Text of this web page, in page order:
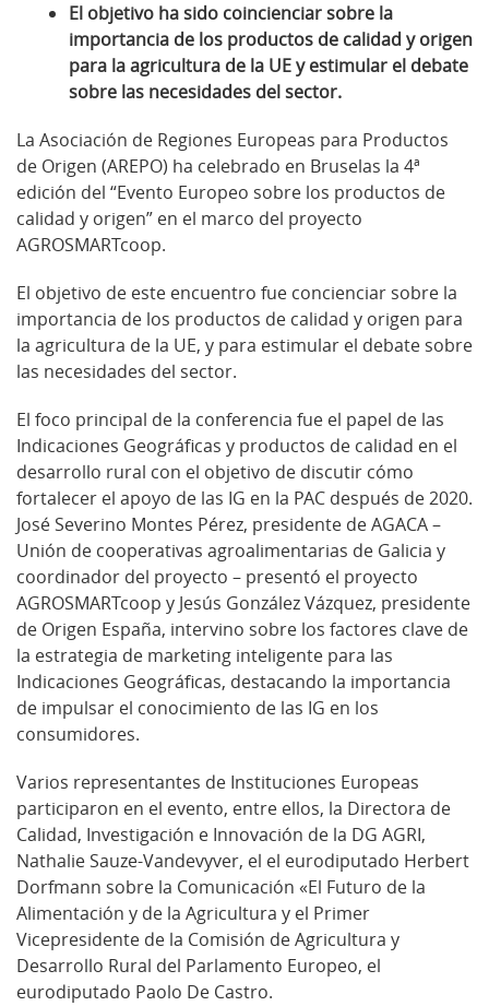
El objetivo ha sido coincienciar sobre la
importancia de los productos de calidad y origen
para la agricultura de la UE y estimular el debate
sobre las necesidades del sector.
La Asociación de Regiones Europeas para Productos
de Origen (AREPO) ha celebrado en Bruselas la 4ª
edición del “Evento Europeo sobre los productos de
calidad y origen” en el marco del proyecto
AGROSMARTcoop.
El objetivo de este encuentro fue concienciar sobre la
importancia de los productos de calidad y origen para
la agricultura de la UE, y para estimular el debate sobre
las necesidades del sector.
El foco principal de la conferencia fue el papel de las
Indicaciones Geográficas y productos de calidad en el
desarrollo rural con el objetivo de discutir cómo
fortalecer el apoyo de las IG en la PAC después de 2020.
José Severino Montes Pérez, presidente de AGACA –
Unión de cooperativas agroalimentarias de Galicia y
coordinador del proyecto – presentó el proyecto
AGROSMARTcoop y Jesús González Vázquez, presidente
de Origen España, intervino sobre los factores clave de
la estrategia de marketing inteligente para las
Indicaciones Geográficas, destacando la importancia
de impulsar el conocimiento de las IG en los
consumidores.
Varios representantes de Instituciones Europeas
participaron en el evento, entre ellos, la Directora de
Calidad, Investigación e Innovación de la DG AGRI,
Nathalie Sauze-Vandevyver, el el eurodiputado Herbert
Dorfmann sobre la Comunicación «El Futuro de la
Alimentación y de la Agricultura y el Primer
Vicepresidente de la Comisión de Agricultura y
Desarrollo Rural del Parlamento Europeo, el
eurodiputado Paolo De Castro.